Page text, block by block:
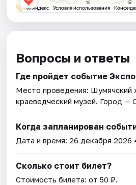
Вопросы и ответы
Где пройдет событие
Место проведения: Шумячский
краеведческий музей. Город —
Когда запланирован
Дата и время:26 декабря 2026
Сколько стоит билет?
Стоимость билета: от 50 ₽.